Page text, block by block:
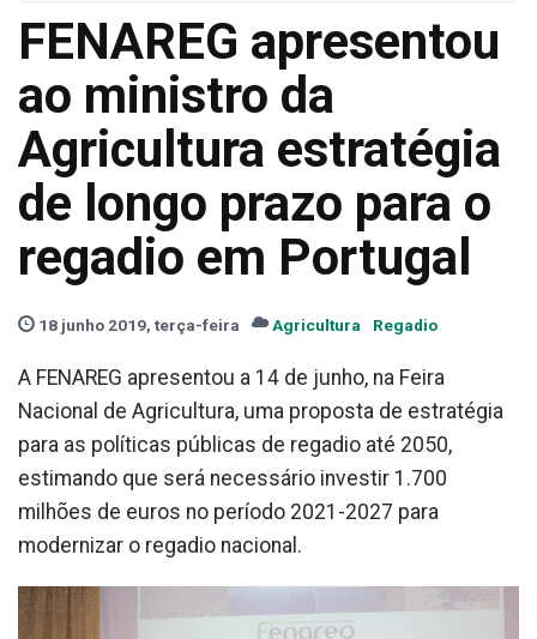
FENAREG apresentou
ao ministro da
Agricultura estratégia
de longo prazo para o
regadio em Portugal
18 junho 2019, terça-feira Agricultura Regadio
A FENAREG apresentou a 14 de junho, na Feira
Nacional de Agricultura, uma proposta de estratégia
para as políticas públicas de regadio até 2050,
estimando que será necessário investir 1.700
milhões de euros no período 2021-2027 para
modernizar o regadio nacional.